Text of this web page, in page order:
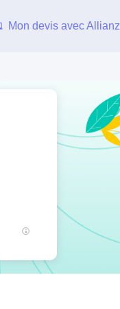
Mon devis avec Allianz